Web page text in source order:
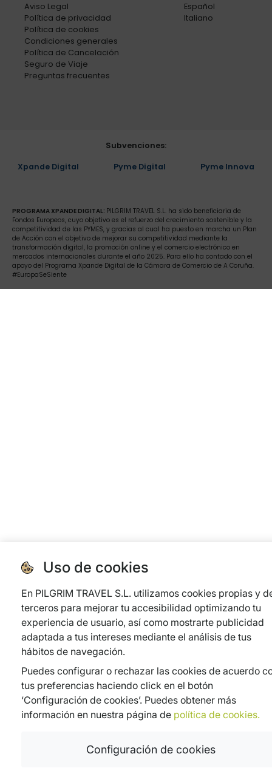
Aviso Legal
Política de privacidad
Política de cookies
Condiciones generales
Política de Cancelación
Seguro de Viaje
Preguntas frecuentes
Español
Italiano
Subvenciones:
Xpande Digital Pyme Digital Pyme Innova
PROGRAMA XPANDE DIGITAL: PILGRIM TRAVEL S.L. ha sido beneficiaria de
Fondos Europeos, cuyo objetivo es el refuerzo del crecimiento sostenible y la
competitividad de las PYMES, y gracias al cual ha puesto en marcha un Plan
de Acción con el objetivo de mejorar su competitividad mediante la
transformación digital, la promoción online y el comercio electrónico en
mercados internacionales durante el año 2025. Para ello ha contado con el
apoyo del Programa Xpande Digital de la Cámara de Comercio de A Coruña.
#EuropaSeSiente
Uso de cookies
En PILGRIM TRAVEL S.L. utilizamos cookies propias y
terceros para mejorar tu accesibilidad optimizando tu
experiencia de usuario, así como mostrarte publicidad
adaptada a tus intereses mediante el análisis de tus
hábitos de navegación.
Puedes configurar o rechazar las cookies de acuerdo
tus preferencias haciendo click en el botón
‘Configuración de cookies’. Puedes obtener más
información en nuestra página de política de cookies.
Configuración de cookies